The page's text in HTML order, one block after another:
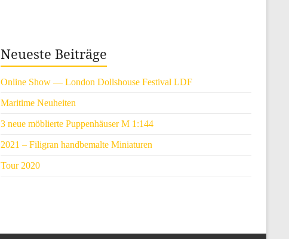
Neueste Beiträge
Online Show — London Dollshouse Festival LDF
Maritime Neuheiten
3 neue möblierte Puppenhäuser M 1:144
2021 – Filigran handbemalte Miniaturen
Tour 2020